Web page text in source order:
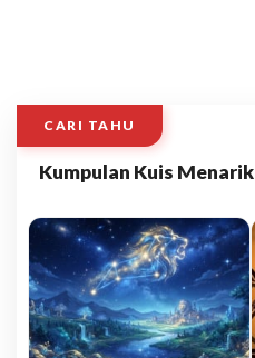
CARI TAHU
Kumpulan Kuis Menarik